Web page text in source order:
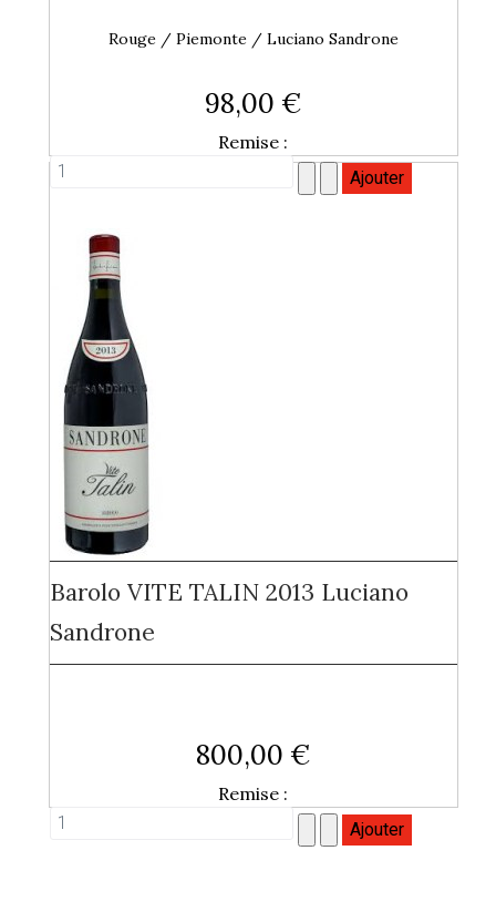
Rouge / Piemonte / Luciano Sandrone
98,00 €
Remise :
Barolo VITE TALIN 2013 Luciano
Sandrone
800,00 €
Remise :